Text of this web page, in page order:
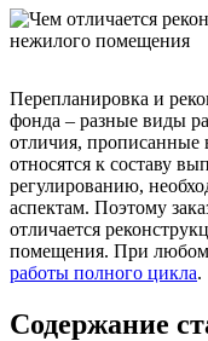
Перепланировка и
фонда – разные виды
отличия,
относятся к составу
регулированию,
аспектам. Поэтому
отличается
помещения. При любом
работы полного цикла.
Содержание